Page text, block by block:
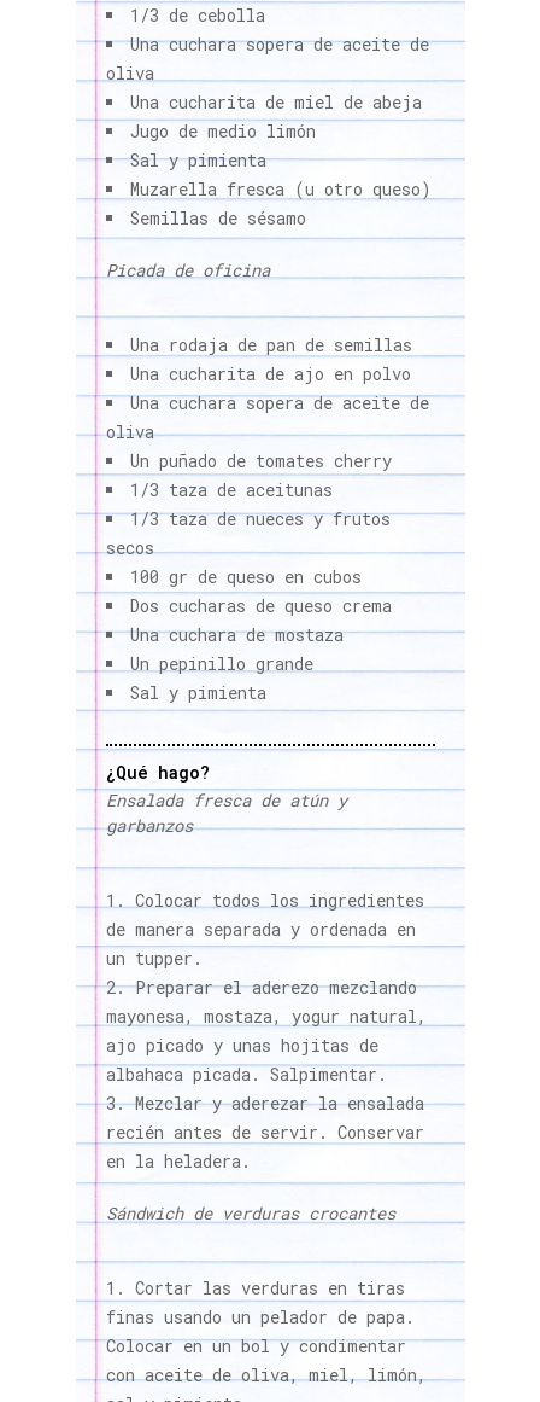
1/3 de cebolla
Una cuchara sopera de aceite de
oliva
Una cucharita de miel de abeja
Jugo de medio limón
Sal y pimienta
Muzarella fresca (u otro queso)
Semillas de sésamo
Picada de oficina
Una rodaja de pan de semillas
Una cucharita de ajo en polvo
Una cuchara sopera de aceite de
oliva
Un puñado de tomates cherry
1/3 taza de aceitunas
1/3 taza de nueces y frutos
secos
100 gr de queso en cubos
Dos cucharas de queso crema
Una cuchara de mostaza
Un pepinillo grande
Sal y pimienta
¿Qué hago?
Ensalada fresca de atún y
garbanzos
Colocar todos los ingredientes
de manera separada y ordenada en
un tupper.
Preparar el aderezo mezclando
mayonesa, mostaza, yogur natural,
ajo picado y unas hojitas de
albahaca picada. Salpimentar.
Mezclar y aderezar la ensalada
recién antes de servir. Conservar
en la heladera.
Sándwich de verduras crocantes
Cortar las verduras en tiras
finas usando un pelador de papa.
Colocar en un bol y condimentar
con aceite de oliva, miel, limón,